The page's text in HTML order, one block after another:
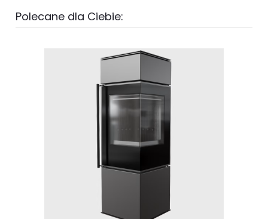
Polecane dla Ciebie: